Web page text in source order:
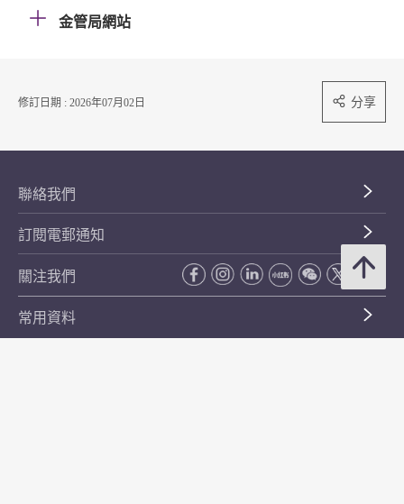
金管局網站
修訂日期 : 2026年07月02日 分享
聯絡我們
訂閱電郵通知
關注我們
常用資料